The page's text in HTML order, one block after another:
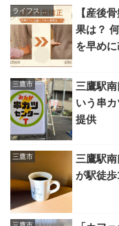
ライフスタイル
【産後
果は？
を早め
三鷹市
三鷹駅
いう串
提供
三鷹市
三鷹駅
が駅徒